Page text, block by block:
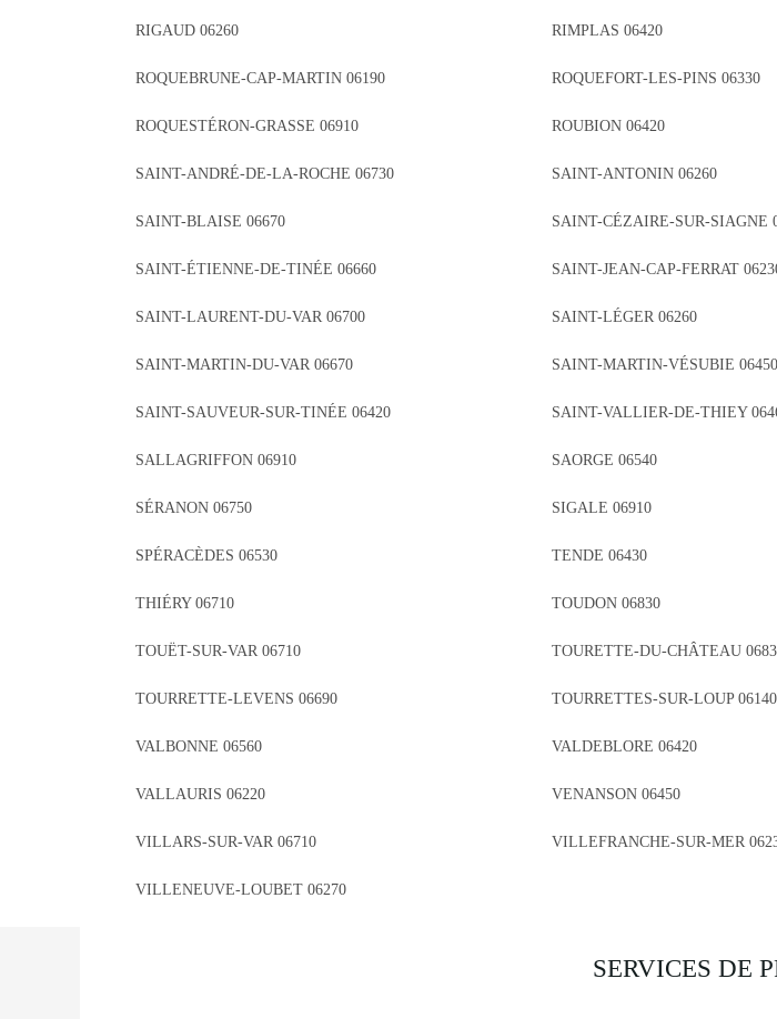
RIGAUD 06260 RIMPLAS 06420
ROQUEBRUNE-CAP-MARTIN 06190 ROQUEFORT-LES-PINS 06330
ROQUESTÉRON-GRASSE 06910 ROUBION 06420
SAINT-ANDRÉ-DE-LA-ROCHE 06730 SAINT-ANTONIN 06260
SAINT-BLAISE 06670 SAINT-CÉZAIRE-SUR-SIAGNE
SAINT-ÉTIENNE-DE-TINÉE 06660 SAINT-JEAN-CAP-FERRAT
SAINT-LAURENT-DU-VAR 06700 SAINT-LÉGER 06260
SAINT-MARTIN-DU-VAR 06670 SAINT-MARTIN-VÉSUBIE 06450
SAINT-SAUVEUR-SUR-TINÉE 06420 SAINT-VALLIER-DE-THIEY
SALLAGRIFFON 06910 SAORGE 06540
SÉRANON 06750 SIGALE 06910
SPÉRACÈDES 06530 TENDE 06430
THIÉRY 06710 TOUDON 06830
TOUËT-SUR-VAR 06710 TOURETTE-DU-CHÂTEAU
TOURRETTE-LEVENS 06690 TOURRETTES-SUR-LOUP 06140
VALBONNE 06560 VALDEBLORE 06420
VALLAURIS 06220 VENANSON 06450
VILLARS-SUR-VAR 06710 VILLEFRANCHE-SUR-MER
VILLENEUVE-LOUBET 06270
SERVICES DE